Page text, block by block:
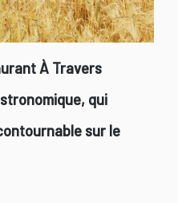
À Travers
qui
sur le